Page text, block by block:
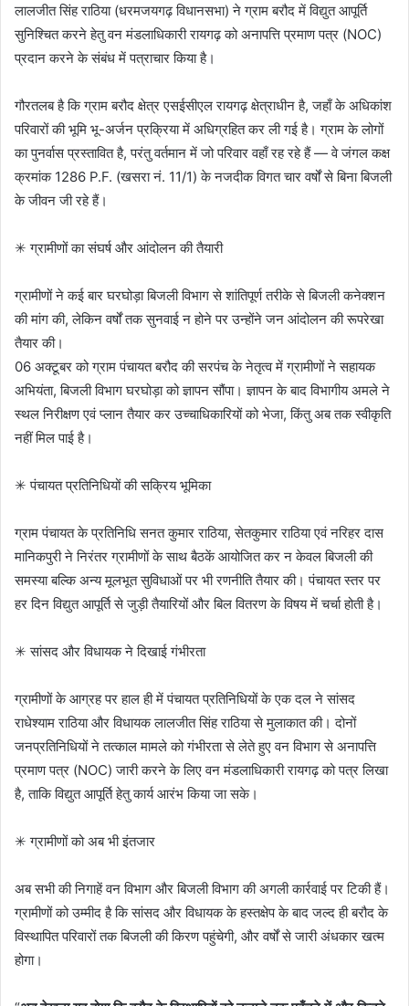
लालजीत सिंह राठिया (धरमजयगढ़ विधानसभा) ने ग्राम बरौद में विद्युत आपूर्ति
सुनिश्चित करने हेतु वन मंडलाधिकारी रायगढ़ को अनापत्ति प्रमाण पत्र (NOC)
प्रदान करने के संबंध में पत्राचार किया है।
गौरतलब है कि ग्राम बरौद क्षेत्र एसईसीएल रायगढ़ क्षेत्राधीन है, जहाँ के अधिकांश
परिवारों की भूमि भू-अर्जन प्रक्रिया में अधिग्रहित कर ली गई है। ग्राम के लोगों
का पुनर्वास प्रस्तावित है, परंतु वर्तमान में जो परिवार वहाँ रह रहे हैं — वे जंगल कक्ष
क्रमांक 1286 P.F. (खसरा नं. 11/1) के नजदीक विगत चार वर्षों से बिना बिजली
के जीवन जी रहे हैं।
✳ ग्रामीणों का संघर्ष और आंदोलन की तैयारी
ग्रामीणों ने कई बार घरघोड़ा बिजली विभाग से शांतिपूर्ण तरीके से बिजली कनेक्शन
की मांग की, लेकिन वर्षों तक सुनवाई न होने पर उन्होंने जन आंदोलन की रूपरेखा
तैयार की।
06 अक्टूबर को ग्राम पंचायत बरौद की सरपंच के नेतृत्व में ग्रामीणों ने सहायक
अभियंता, बिजली विभाग घरघोड़ा को ज्ञापन सौंपा। ज्ञापन के बाद विभागीय अमले ने
स्थल निरीक्षण एवं प्लान तैयार कर उच्चाधिकारियों को भेजा, किंतु अब तक स्वीकृति
नहीं मिल पाई है।
✳ पंचायत प्रतिनिधियों की सक्रिय भूमिका
ग्राम पंचायत के प्रतिनिधि सनत कुमार राठिया, सेतकुमार राठिया एवं नरिहर दास
मानिकपुरी ने निरंतर ग्रामीणों के साथ बैठकें आयोजित कर न केवल बिजली की
समस्या बल्कि अन्य मूलभूत सुविधाओं पर भी रणनीति तैयार की। पंचायत स्तर पर
हर दिन विद्युत आपूर्ति से जुड़ी तैयारियों और बिल वितरण के विषय में चर्चा होती है।
✳ सांसद और विधायक ने दिखाई गंभीरता
ग्रामीणों के आग्रह पर हाल ही में पंचायत प्रतिनिधियों के एक दल ने सांसद
राधेश्याम राठिया और विधायक लालजीत सिंह राठिया से मुलाकात की। दोनों
जनप्रतिनिधियों ने तत्काल मामले को गंभीरता से लेते हुए वन विभाग से अनापत्ति
प्रमाण पत्र (NOC) जारी करने के लिए वन मंडलाधिकारी रायगढ़ को पत्र लिखा
है, ताकि विद्युत आपूर्ति हेतु कार्य आरंभ किया जा सके।
✳ ग्रामीणों को अब भी इंतजार
अब सभी की निगाहें वन विभाग और बिजली विभाग की अगली कार्रवाई पर टिकी हैं।
ग्रामीणों को उम्मीद है कि सांसद और विधायक के हस्तक्षेप के बाद जल्द ही बरौद के
विस्थापित परिवारों तक बिजली की किरण पहुंचेगी, और वर्षों से जारी अंधकार खत्म
होगा।